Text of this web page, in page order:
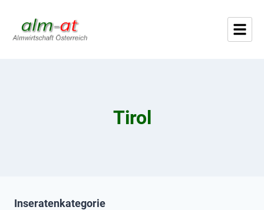
Tirol
Inseratenkategorie